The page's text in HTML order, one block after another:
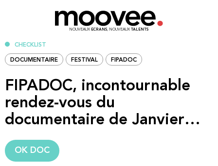
NOUVEAUX ECRANS, NOUVEAUX TALENTS
CHECKLIST
DOCUMENTAIRE FESTIVAL FIPADOC
FIPADOC, incontournable
rendez-vous du
documentaire de Janvier…
OK DOC